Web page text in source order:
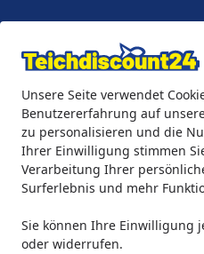
Unsere Seite verwendet
Benutzererfahrung auf
zu personalisieren und die
Ihrer Einwilligung stimmen
Verarbeitung Ihrer
Surferlebnis und mehr
Sie können Ihre Einwilligung
oder widerrufen.
Eigene
Teichprodukte Aquaristik
Oase Ersatz Schraubenset